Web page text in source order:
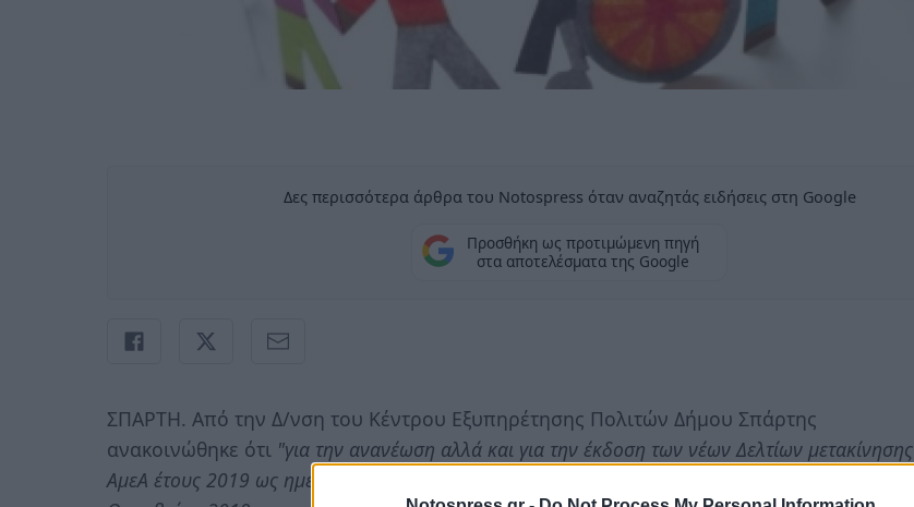
Δες περισσότερα άρθρα του Notospress όταν αναζητάς ειδήσεις στη Google
Προσθήκη ως προτιμώμενη πηγή
στα αποτελέσματα της Google
ΣΠΑΡΤΗ. Από την Δ/νση του Κέντρου Εξυπηρέτησης Πολιτών Δήμου Σπάρτης
ανακοινώθηκε ότι "για την ανανέωση αλλά και για την έκδοση των νέων Δελτίων μετακίνησης
ΑμεΑ έτους 2019 ως ημερομηνία έναρξης ορίζεται η 15η Ιουλίου 2019 και λήξη η 31η